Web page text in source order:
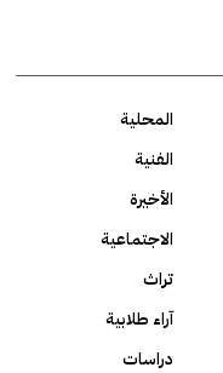
المحلية
الفنية
الأخيرة
الاجتماعية
تراث
آراء طلابية
دراسات